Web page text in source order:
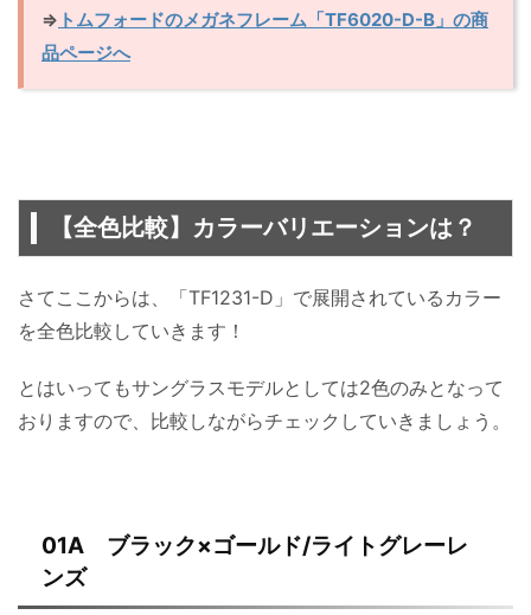
⇒ トムフォードのメガネフレーム「TF6020-D-B」の商
品ページへ
【全色比較】カラーバリエーションは？
さてここからは、「TF1231-D」で展開されているカラー
を全色比較していきます！
とはいってもサングラスモデルとしては2色のみとなって
おりますので、比較しながらチェックしていきましょう。
01A ブラック×ゴールド/ライトグレーレ
ンズ